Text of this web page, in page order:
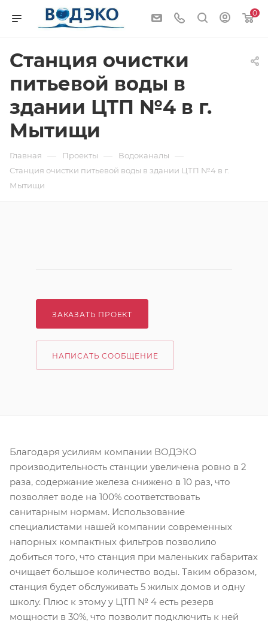
0
Станция очистки
питьевой воды в
здании ЦТП №4 в г.
Мытищи
Главная — Проекты — Водоканалы —
Станция очистки питьевой воды в здании ЦТП №4 в г.
Мытищи
ЗАКАЗАТЬ ПРОЕКТ
НАПИСАТЬ СООБЩЕНИЕ
Благодаря усилиям компании ВОДЭКО
производительность станции увеличена ровно в 2
раза, содержание железа снижено в 10 раз, что
позволяет воде на 100% соответствовать
санитарным нормам. Использование
специалистами нашей компании современных
напорных компактных фильтров позволило
добиться того, что станция при маленьких габаритах
очищает большое количество воды. Таким образом,
станция будет обслуживать 5 жилых домов и одну
школу. Плюс к этому у ЦТП № 4 есть резерв
мощности в 30%, что позволит подключить к ней